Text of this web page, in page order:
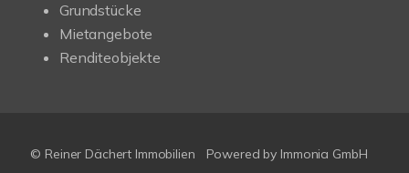
Grundstücke
Mietangebote
Renditeobjekte
© Reiner Dächert Immobilien Powered by Immonia GmbH